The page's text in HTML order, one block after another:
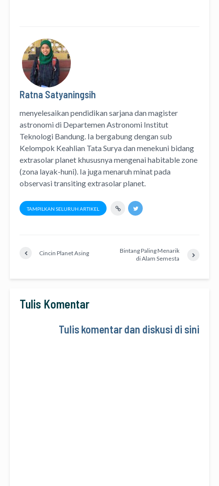
Ratna Satyaningsih
menyelesaikan pendidikan sarjana dan magister
astronomi di Departemen Astronomi Institut
Teknologi Bandung. Ia bergabung dengan sub
Kelompok Keahlian Tata Surya dan menekuni bidang
extrasolar planet khususnya mengenai habitable zone
(zona layak-huni). Ia juga menaruh minat pada
observasi transiting extrasolar planet.
TAMPILKAN SELURUH ARTIKEL
Cincin Planet Asing
Bintang Paling Menarik
di Alam Semesta
Tulis Komentar
Tulis komentar dan diskusi di sini